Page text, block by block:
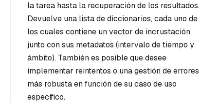
la tarea hasta la recuperación de los resultados.
Devuelve una lista de diccionarios, cada uno de
los cuales contiene un vector de incrustación
junto con sus metadatos (intervalo de tiempo y
ámbito). También es posible que desee
implementar reintentos o una gestión de errores
más robusta en función de su caso de uso
específico.